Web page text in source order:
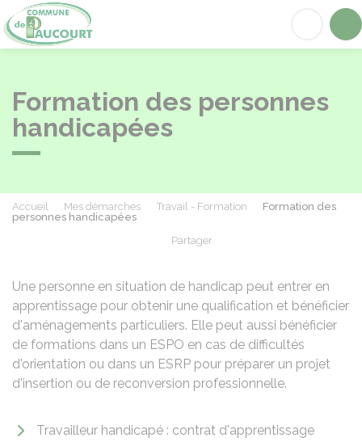
Formation des personnes
handicapées
Accueil Mes démarches Travail - Formation
Formation des
personnes handicapées
Partager
Une personne en situation de handicap peut entrer en
apprentissage pour obtenir une qualification et bénéficier
d'aménagements particuliers. Elle peut aussi bénéficier
de formations dans un ESPO en cas de difficultés
d'orientation ou dans un ESRP pour préparer un projet
d'insertion ou de reconversion professionnelle.
Travailleur handicapé : contrat d'apprentissage